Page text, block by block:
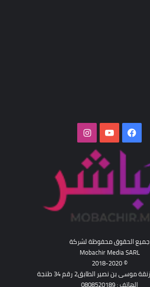
فيسبوك‫YouTubeانستقرام
جميع الحقوق محفوظة لشركة
Mobachir Media SARL
© 2018-2020
الهاتف : 0808520189